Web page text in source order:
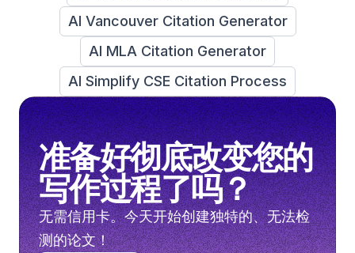
AI Vancouver Citation Generator
AI MLA Citation Generator
AI Simplify CSE Citation Process
准备好彻底改变您的
写作过程了吗？
无需信用卡。今天开始创建独特的、无法检
测的论文！